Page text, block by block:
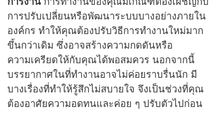
การปรับเปลี่ยนหรือพัฒนาระบบบางอย่างภายใน
องค์กร ทำให้คุณต้องปรับวิธีการทำงานใหม่มาก
ขึ้นกว่าเดิม ซึ่งอาจสร้างความกดดันหรือ
ความเครียดให้กับคุณได้พอสมควร นอกจากนี้
บรรยากาศในที่ทำงานอาจไม่ค่อยราบรื่นนัก มี
บางเรื่องที่ทำให้รู้สึกไม่สบายใจ จึงเป็นช่วงที่คุณ
ต้องอาศัยความอดทนและค่อย ๆ ปรับตัวไปก่อน